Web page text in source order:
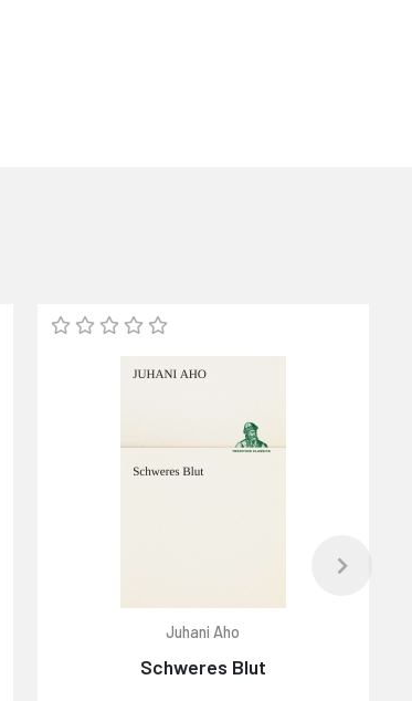
Juhani Aho
Schweres Blut